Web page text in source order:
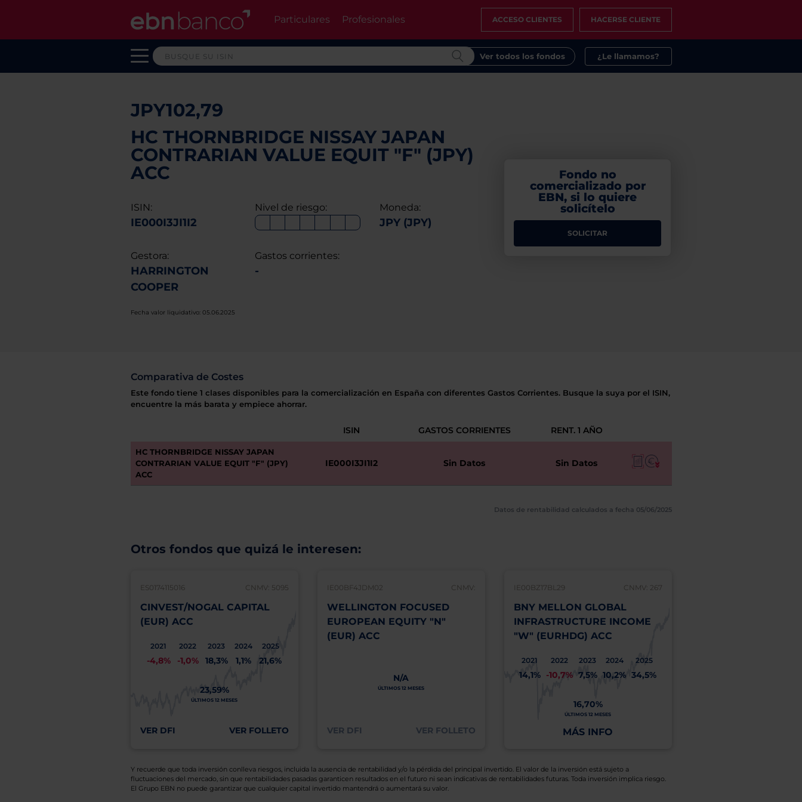
Particulares Profesionales ACCESO CLIENTES HACERSE CLIENTE
Ver todos los fondos ¿Le llamamos?
JPY102,79
HC THORNBRIDGE NISSAY JAPAN
CONTRARIAN VALUE EQUIT "F" (JPY)
ACC
ISIN:
IE000I3JI1I2
Nivel de riesgo: Moneda:
JPY (JPY)
Gestora:
HARRINGTON
COOPER
Gastos corrientes:
-
Fecha valor liquidativo: 05.06.2025
Fondo no
comercializado por
EBN, si lo quiere
solicítelo
SOLICITAR
Comparativa de Costes
Este fondo tiene 1 clases disponibles para la comercialización en España con diferentes Gastos Corrientes. Busque la suya por el ISIN,
encuentre la más barata y empiece ahorrar.
ISIN GASTOS CORRIENTES RENT. 1 AÑO
HC THORNBRIDGE NISSAY JAPAN
CONTRARIAN VALUE EQUIT "F" (JPY)
ACC
IE000I3JI1I2 Sin Datos Sin Datos
Datos de rentabilidad calculados a fecha 05/06/2025
Otros fondos que quizá le interesen:
ES0174115016 CNMV: 5095
CINVEST/NOGAL CAPITAL
(EUR) ACC
2021
-4,8%
2022
-1,0%
2023
18,3%
2024
1,1%
2025
21,6%
23,59%
ÚLTIMOS 12 MESES
VER DFI VER FOLLETO
IE00BF4JDM02 CNMV:
WELLINGTON FOCUSED
EUROPEAN EQUITY "N"
(EUR) ACC
N/A
ÚLTIMOS 12 MESES
VER DFI VER FOLLETO
IE00BZ17BL29 CNMV: 267
BNY MELLON GLOBAL
INFRASTRUCTURE INCOME
"W" (EURHDG) ACC
2021
14,1%
2022
-10,7%
2023
7,5%
2024
10,2%
2025
34,5%
16,70%
ÚLTIMOS 12 MESES
MÁS INFO
Y recuerde que toda inversión conlleva riesgos, incluida la ausencia de rentabilidad y/o la pérdida del principal invertido. El valor de la inversión está sujeto a
fluctuaciones del mercado, sin que rentabilidades pasadas garanticen resultados en el futuro ni sean indicativas de rentabilidades futuras. Toda inversión implica riesgo.
El Grupo EBN no puede garantizar que cualquier capital invertido mantendrá o aumentará su valor.